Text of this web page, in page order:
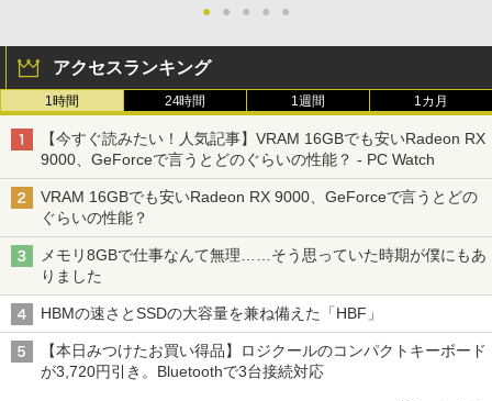
● ● ● ● ●
アクセスランキング
1時間 24時間 1週間 1カ月
【今すぐ読みたい！人気記事】VRAM 16GBでも安いRadeon RX
9000、GeForceで言うとどのぐらいの性能？ - PC Watch
VRAM 16GBでも安いRadeon RX 9000、GeForceで言うとどの
ぐらいの性能？
メモリ8GBで仕事なんて無理……そう思っていた時期が僕にもあ
りました
HBMの速さとSSDの大容量を兼ね備えた「HBF」
【本日みつけたお買い得品】ロジクールのコンパクトキーボード
が3,720円引き。Bluetoothで3台接続対応